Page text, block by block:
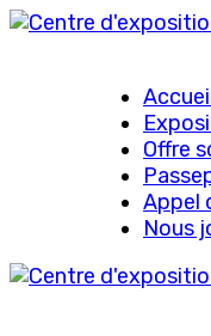
Offre
Appel
Nous